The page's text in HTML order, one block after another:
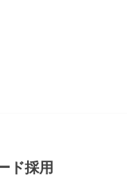
ド採用